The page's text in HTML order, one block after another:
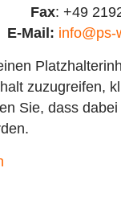
Fax: +49
E-Mail: info@ps-
zuzugreifen,
Sie, dass